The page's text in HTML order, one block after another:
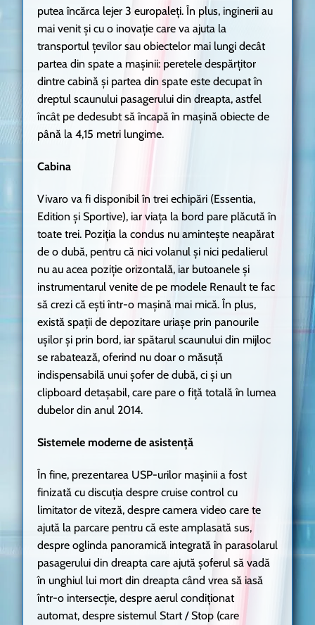
putea încărca lejer 3 europaleți. În plus, inginerii au
mai venit și cu o inovație care va ajuta la
transportul țevilor sau obiectelor mai lungi decât
partea din spate a mașinii: peretele despărțitor
dintre cabină și partea din spate este decupat în
dreptul scaunului pasagerului din dreapta, astfel
încât pe dedesubt să încapă în mașină obiecte de
până la 4,15 metri lungime.
Cabina
Vivaro va fi disponibil în trei echipări (Essentia,
Edition și Sportive), iar viața la bord pare plăcută în
toate trei. Poziția la condus nu amintește neapărat
de o dubă, pentru că nici volanul și nici pedalierul
nu au acea poziție orizontală, iar butoanele și
instrumentarul venite de pe modele Renault te fac
să crezi că ești într-o mașină mai mică. În plus,
există spații de depozitare uriașe prin panourile
ușilor și prin bord, iar spătarul scaunului din mijloc
se rabatează, oferind nu doar o măsuță
indispensabilă unui șofer de dubă, ci și un
clipboard detașabil, care pare o fiță totală în lumea
dubelor din anul 2014.
Sistemele moderne de asistență
În fine, prezentarea USP-urilor mașinii a fost
finizată cu discuția despre cruise control cu
limitator de viteză, despre camera video care te
ajută la parcare pentru că este amplasată sus,
despre oglinda panoramică integrată în parasolarul
pasagerului din dreapta care ajută șoferul să vadă
în unghiul lui mort din dreapta când vrea să iasă
într-o intersecție, despre aerul condiționat
automat, despre sistemul Start / Stop (care